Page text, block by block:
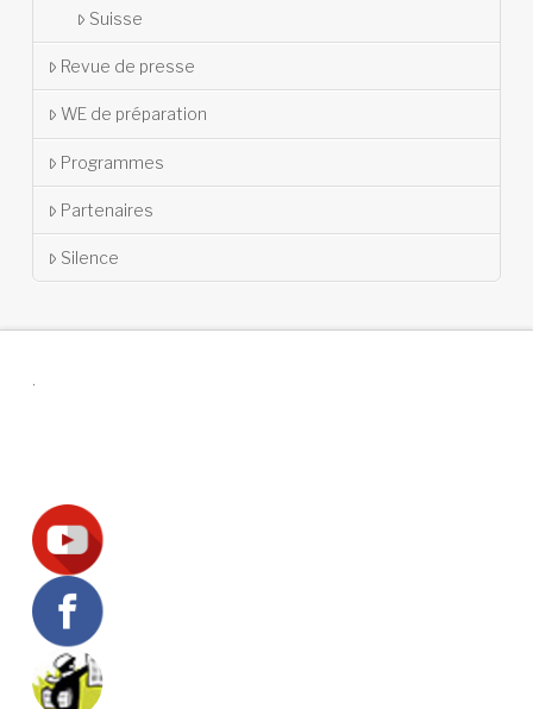
Suisse
Revue de presse
WE de préparation
Programmes
Partenaires
Silence